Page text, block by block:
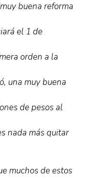
buena reforma
el 1 de
orden a la
una muy buena
de pesos al
nada más quitar
muchos de estos